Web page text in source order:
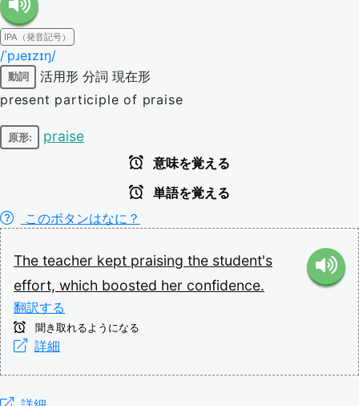
IPA（発音記号）
/ˈpɹeɪzɪŋ/
動詞 活用形 分詞 現在形
present participle of praise
原形: praise
意味を覚える
単語を覚える
このボタンはなに？
The teacher kept praising the student's
effort, which boosted her confidence.
翻訳する
聞き取れるようになる
詳細